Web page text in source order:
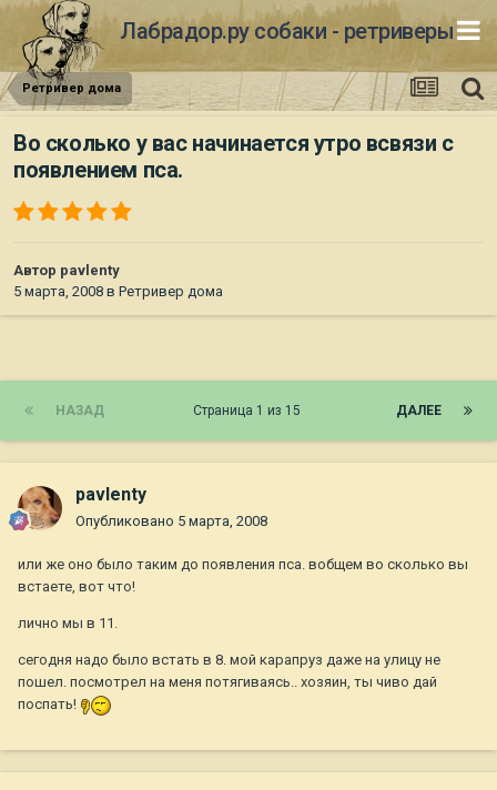
Лабрадор.ру собаки - ретриверы
Ретривер дома
Во сколько у вас начинается утро всвязи с
появлением пса.
Автор pavlenty
5 марта, 2008 в Ретривер дома
НАЗАД ДАЛЕЕ
Страница 1 из 15
pavlenty
Опубликовано 5 марта, 2008
или же оно было таким до появления пса. вобщем во сколько вы
встаете, вот что!
лично мы в 11.
сегодня надо было встать в 8. мой карапруз даже на улицу не
пошел. посмотрел на меня потягиваясь.. хозяин, ты чиво дай
поспать!